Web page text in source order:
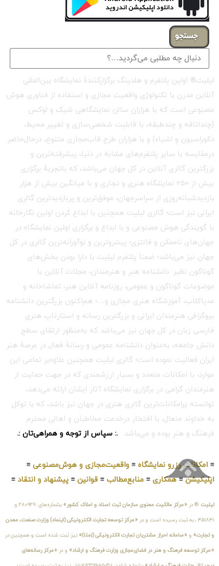
جستجو
لیلیت® اولین پلتفرم و هلدینگ برگزارکنندهٔ نمایشگاه بین‌المللی
آنلاین مدرن با تکنولوژی واقعیت مجازی و استفاده از فناوری هوش
مصنوعی است که با هزاران سالن نمایشگاهی شیک و لوکس
(چنداتاقه و چندطبقه، با قابلیت شخصی‌سازی و تغییر محیط،
دکوراسیون و اشیاء) و با هزاران طرح قاب‌مجازی متنوع، درحال‌حاضر
درمقایسه با سایر پلتفرم‌های مشابه در دنیا، پیشرفته‌ترین و
بزرگترین گالری آنلاین در کل جهان می‌باشد، که باتجربهٔ برگزاری
بیش از ۲۵۰ نمایشگاه هنری و تجاری و با میانگین بیش از هزار
بازدیدشبانه‌روزی از سراسرجهان، موفق‌ترین و پربازدیدترین گالری
ایرانی نیز است؛ گالری لیلیت همچنین با ابداع کردن اولین نگارخانه
با گویندگی هوش مصنوعی و با ابداع و برگزاری اولین نمایشگاه در
جهان‌های ناممکن و فانتزی؛ پیشروترین و نوآورانه‌ترین گالری در کل
جهان نیز می‌باشد؛ ضمناً پلتفرم لیلیت با دارا بودن بخش‌های
گوناگون نظیر: دانشنامه هنر و هنرمندان، مجلات آنلاین با
موضوعات گوناگون و عمومی، روزنامه آنلاین هنر، تماشاخانه و
مدیاکلاب، آموزشگاه هنری مجازی و…؛ هم‌اکنون بزرگترین دانشنامه
بیوگرافی هنرمندان ایرانی و بزرگترین رسانه و استارتاپ هنری
فارسی زبان در کل جهان نیز می‌باشد که به‌منظور ارتقای سطح
دانش جامعه، به‌عنوان دانشنامه عمومی و رسانهٔ فعال در عرصهٔ هنر
ایران فعالیت نموده است؛ گالری لیلیت همچنین علاوه‌بر تمامی این
موارد، با امکانات متعدد و بسیار ارزشمندی که در جهت حمایت از
هنرمندان گرامی در برگزاری نمایشگاه آثار ایشان ارائه می‌دهد،
توانسته پرامکانات‌ترین گالری هنری در جهان نیز باشد، که با توکل
به خداوند متعال، با افتخار درخدمت مخاطبان و اهالی محترم
فرهنگ و هنر بوده و می‌باشد. .: سپاس از توجه و همراهی‌تان :.
≡ امکانات رزرو نمایشگاه ≡ واقعیت‌مجازی و هوش‌مصنوعی ≡
اپلیکیشن≡همکاری ≡ منابع‌مطالب ≡ قوانین ≡ پیشنهاد و انتقاد ≡
لیلیت ® در «مرکز مالکیت معنوی سازمان ثبت اسناد و املاک کشور» بشماره‌های: ۲۸۰۹۲۹ و
۴۵۱۸۴۱ ، به ثبت رسیده است و در «مرکز توسعه تجارت الکترونیکی (اینماد) وزارت صنعت، معدن
و تجارت» و «سامانه احراز مشتریان تجارت الکترونیکی (اِمتا)» نیز ثبت شده است و همچنین در
«مرکز توسعه فرهنگ و هنر در فضای‌مجازی وزارت فرهنگ و ارشاد» و در «مرکز رسانه‌های